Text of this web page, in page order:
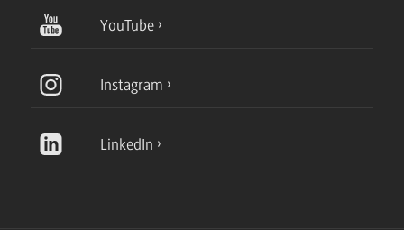
YouTube
Instagram
LinkedIn